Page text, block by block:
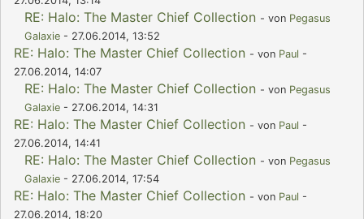
RE: Halo: The Master Chief Collection - von Pegasus
Galaxie - 27.06.2014, 13:52
RE: Halo: The Master Chief Collection - von Paul -
27.06.2014, 14:07
RE: Halo: The Master Chief Collection - von Pegasus
Galaxie - 27.06.2014, 14:31
RE: Halo: The Master Chief Collection - von Paul -
27.06.2014, 14:41
RE: Halo: The Master Chief Collection - von Pegasus
Galaxie - 27.06.2014, 17:54
RE: Halo: The Master Chief Collection - von Paul -
27.06.2014, 18:20